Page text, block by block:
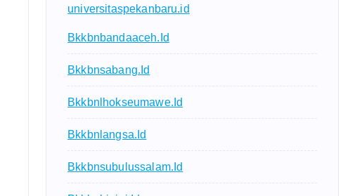
universitaspekanbaru.id
Bkkbnbandaaceh.id
Bkkbnsabang.id
Bkkbnlhokseumawe.id
Bkkbnlangsa.id
Bkkbnsubulussalam.id